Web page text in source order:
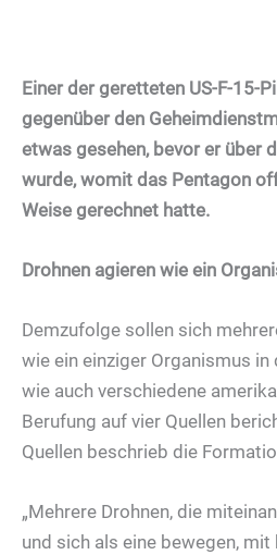
Einer der geretteten US-F-15-
gegenüber den
etwas gesehen, bevor er über
wurde, womit das Pentagon
Weise gerechnet hatte.
Drohnen agieren wie ein
Demzufolge sollen sich
wie ein einziger Organismus
wie auch verschiedene
Berufung auf vier Quellen
Quellen beschrieb die
„Mehrere Drohnen, die
und sich als eine bewegen, mit